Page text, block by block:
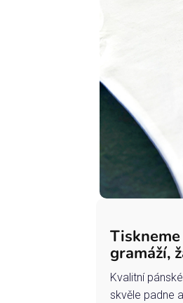
gramáží,
Kvalitní
skvěle padne